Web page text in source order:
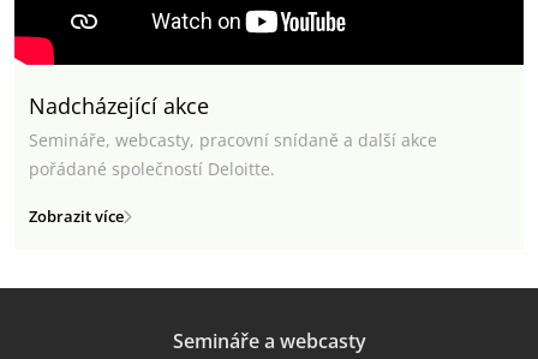
Nadcházející akce
Semináře, webcasty, pracovní snídaně a další akce
pořádané společností Deloitte.
Zobrazit více
Semináře a webcasty